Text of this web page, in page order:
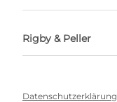
Rigby & Peller
Datenschutzerklärung